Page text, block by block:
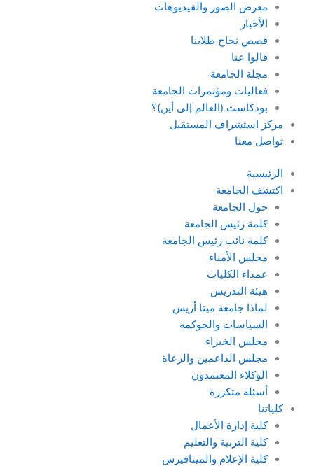
معرض الصور والفيديوهات
الأخبار
قصص نجاح طلابنا
قالوا عنا
مجلة الجامعة
فعاليات ومؤتمرات الجامعة
بودكاست (العالم إلى أين)؟
مركز استشراف المستقبل
تواصل معنا
الرئيسية
اكتشف الجامعة
حول الجامعة
كلمة رئيس الجامعة
كلمة نائب رئيس الجامعة
مجلس الأمناء
عمداء الكليات
هيئة التدريس
لماذا جامعة ميتا أريس
السياسات والحوكمة
مجلس الخبراء
مجلس الداعمين والرعاة
الوكلاء المعتمدون
أسئلة متكررة
كلياتنا
كلية إدارة الأعمال
كلية التربية والتعليم
كلية الإعلام والميتافيرس